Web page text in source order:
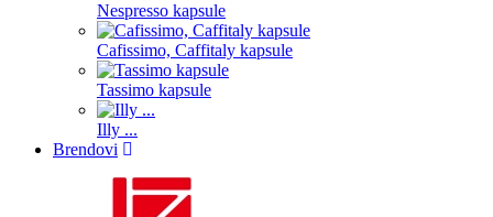
Nespresso kapsule
Cafissimo, Caffitaly kapsule
Tassimo kapsule
Illy ...
Brendovi